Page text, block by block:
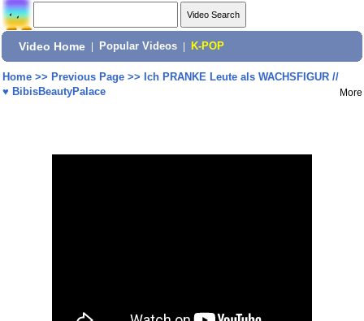
Video Home Popular Videos K-POP
Home>> Previous Page>> Ich PRANKE Leute als WACHSFIGUR //
♥ BibisBeautyPalace
More